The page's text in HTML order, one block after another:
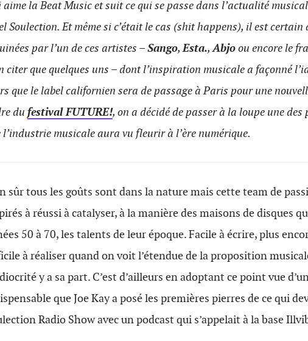
aime la Beat Music et suit ce qui se passe dans l’actualité
Soulection. Et même si c’était le cas (shit happens), il est certain
par l’un de ces artistes –Sango,Esta.,Abjoou encore le
citer que quelques uns – dont l’inspiration musicale a façonné
que le label californien sera de passage à Paris pour une
du festival FUTURE!, on a décidé de passer à la loupe une des
l’industrie musicale aura vu fleurir à l’ère numérique.​
sûr tous les goûts sont dans la nature mais cette team de
à réussi à catalyser, à la manière des maisons de disques
50 à 70, les talents de leur époque. Facile à écrire, plus
à réaliser quand on voit l’étendue de la proposition
y a sa part. C’est d’ailleurs en adoptant ce point vue
que Joe Kay a posé les premières pierres de ce qui
Radio Show avec un podcast qui s’appelait à la base